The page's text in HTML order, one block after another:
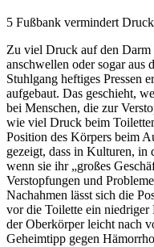
5 Fußbank vermindert
Zu viel Druck auf den Darm
anschwellen oder sogar aus
Stuhlgang heftiges Pressen
aufgebaut. Das geschieht,
bei Menschen, die zur
wie viel Druck beim
Position des Körpers beim
gezeigt, dass in Kulturen, in
wenn sie ihr „großes
Verstopfungen und
Nachahmen lässt sich die
vor die Toilette ein niedriger
der Oberkörper leicht nach
Geheimtipp gegen